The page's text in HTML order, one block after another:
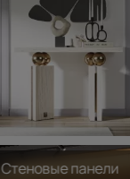
Стеновые панели